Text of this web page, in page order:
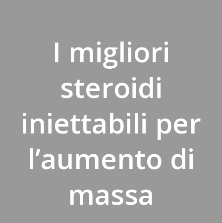
I migliori
steroidi
iniettabili per
l’aumento di
massa